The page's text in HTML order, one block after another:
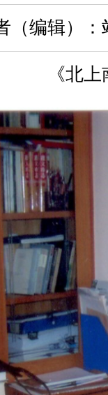
（编辑）：
《北